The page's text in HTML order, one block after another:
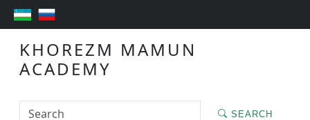
KHOREZM MAMUN
ACADEMY
SEARCH